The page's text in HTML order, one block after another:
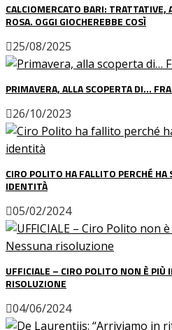
CALCIOMERCATO BARI: TRATTATIVE,
ROSA. OGGI GIOCHEREBBE COSÌ
25/08/2025
PRIMAVERA, ALLA SCOPERTA DI…
26/10/2023
CIRO POLITO HA FALLITO PERCHÉ HA
IDENTITÀ
05/02/2024
UFFICIALE – CIRO POLITO NON È PIÙ
RISOLUZIONE
04/06/2024